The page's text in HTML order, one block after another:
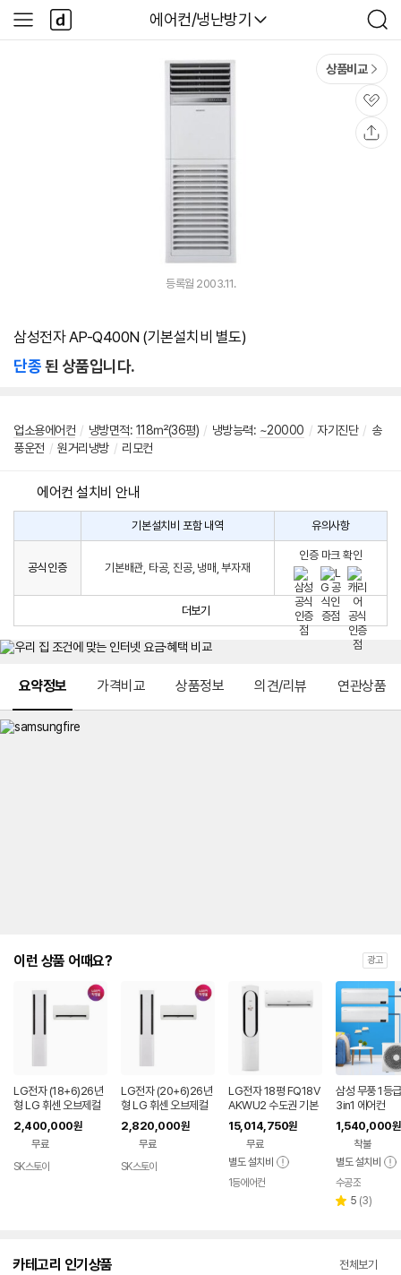
다나와
에어컨/냉난방기
검
색
사
이
다
나
와
상품비교
관
심
등록월 2003.11.
삼성전자 AP-Q400N (기본설치비 별도)
단종된 상품입니다.
업소용에어컨 / 냉방면적: 118㎡(36평) / 냉방능력: ~20000 / 자기진단 / 송
풍운전 / 원거리냉방 / 리모컨
에어컨 설치비 안내
구
시
생
는
치
비
컨
설
기본설치비 포함 내역 유의사항
공식인증 기본배관, 타공, 진공, 냉매, 부자재
인증 마크 확인
더보기
요약정보 가격비교 상품정보 의견/리뷰 연관상품
이런 상품 어때요? 광고
LG전자 (18+6)26년
형 LG 휘센 오브제컬
렉션 공기청정 쿨 2in1
에어컨 FQ18GC2EK
2 [58.5㎡+18.7㎡]
+LG정품 에어커버, 써
2,400,000원
무료
SK스토아
LG전자 (20+6)26년
형 LG 휘센 오브제컬
렉션 공기청정 쿨 2in1
에어컨 FQ20GC2EA
2 [65.9㎡+18.7㎡]
+LG정품 에어커버, 써
2,820,000원
무료
SK스토아
LG전자 18평 FQ18V
AKWU2 수도권 기본
설치 포함 투인원 에어
컨
15,014,750원
무료
별도 설치비
1등에어컨
삼성 무풍 1등
3in1 에어컨
1,540,000원
착불
별도 설치비
페이
수공조
별 5 리
(3)
카테고리 인기상품 전체보기